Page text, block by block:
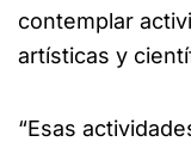
contemplar
artísticas y
“Esas